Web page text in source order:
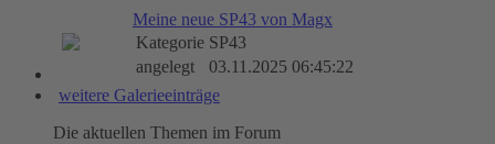
Meine neue SP43 von Magx
Kategorie SP43
angelegt
03.11.2025 06:45:22
weitere Galerieeinträge
Die aktuellen Themen im Forum